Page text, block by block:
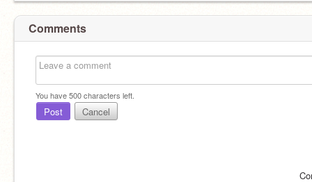
Comments
You have500characters left.
Post Cancel